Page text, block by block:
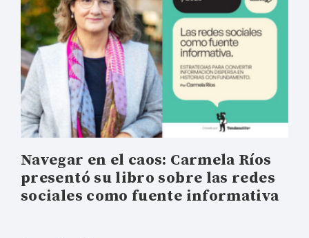
Navegar en el caos: Carmela Ríos
presentó su libro sobre las redes
sociales como fuente informativa